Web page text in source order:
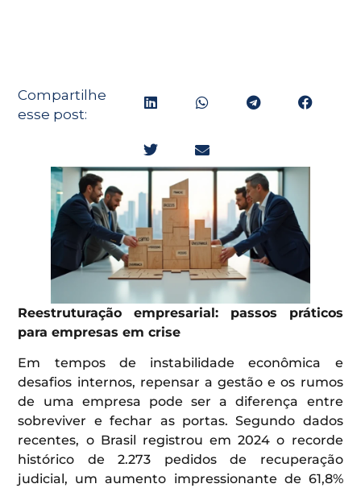
Compartilhe
esse post:
Reestruturação empresarial: passos práticos
para empresas em crise
Em tempos de instabilidade econômica e
desafios internos, repensar a gestão e os rumos
de uma empresa pode ser a diferença entre
sobreviver e fechar as portas. Segundo dados
recentes, o Brasil registrou em 2024 o recorde
histórico de 2.273 pedidos de recuperação
judicial, um aumento impressionante de 61,8%